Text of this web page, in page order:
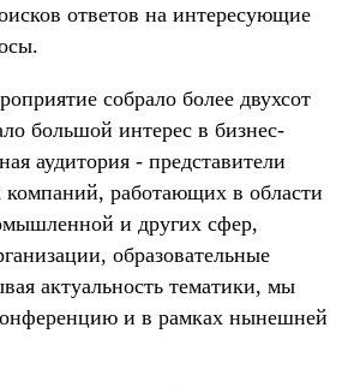
ответов на интересующие
собрало более двухсот
большой интерес в бизнес-
аудитория - представители
работающих в области
и других сфер,
образовательные
актуальность тематики, мы
и в рамках нынешней